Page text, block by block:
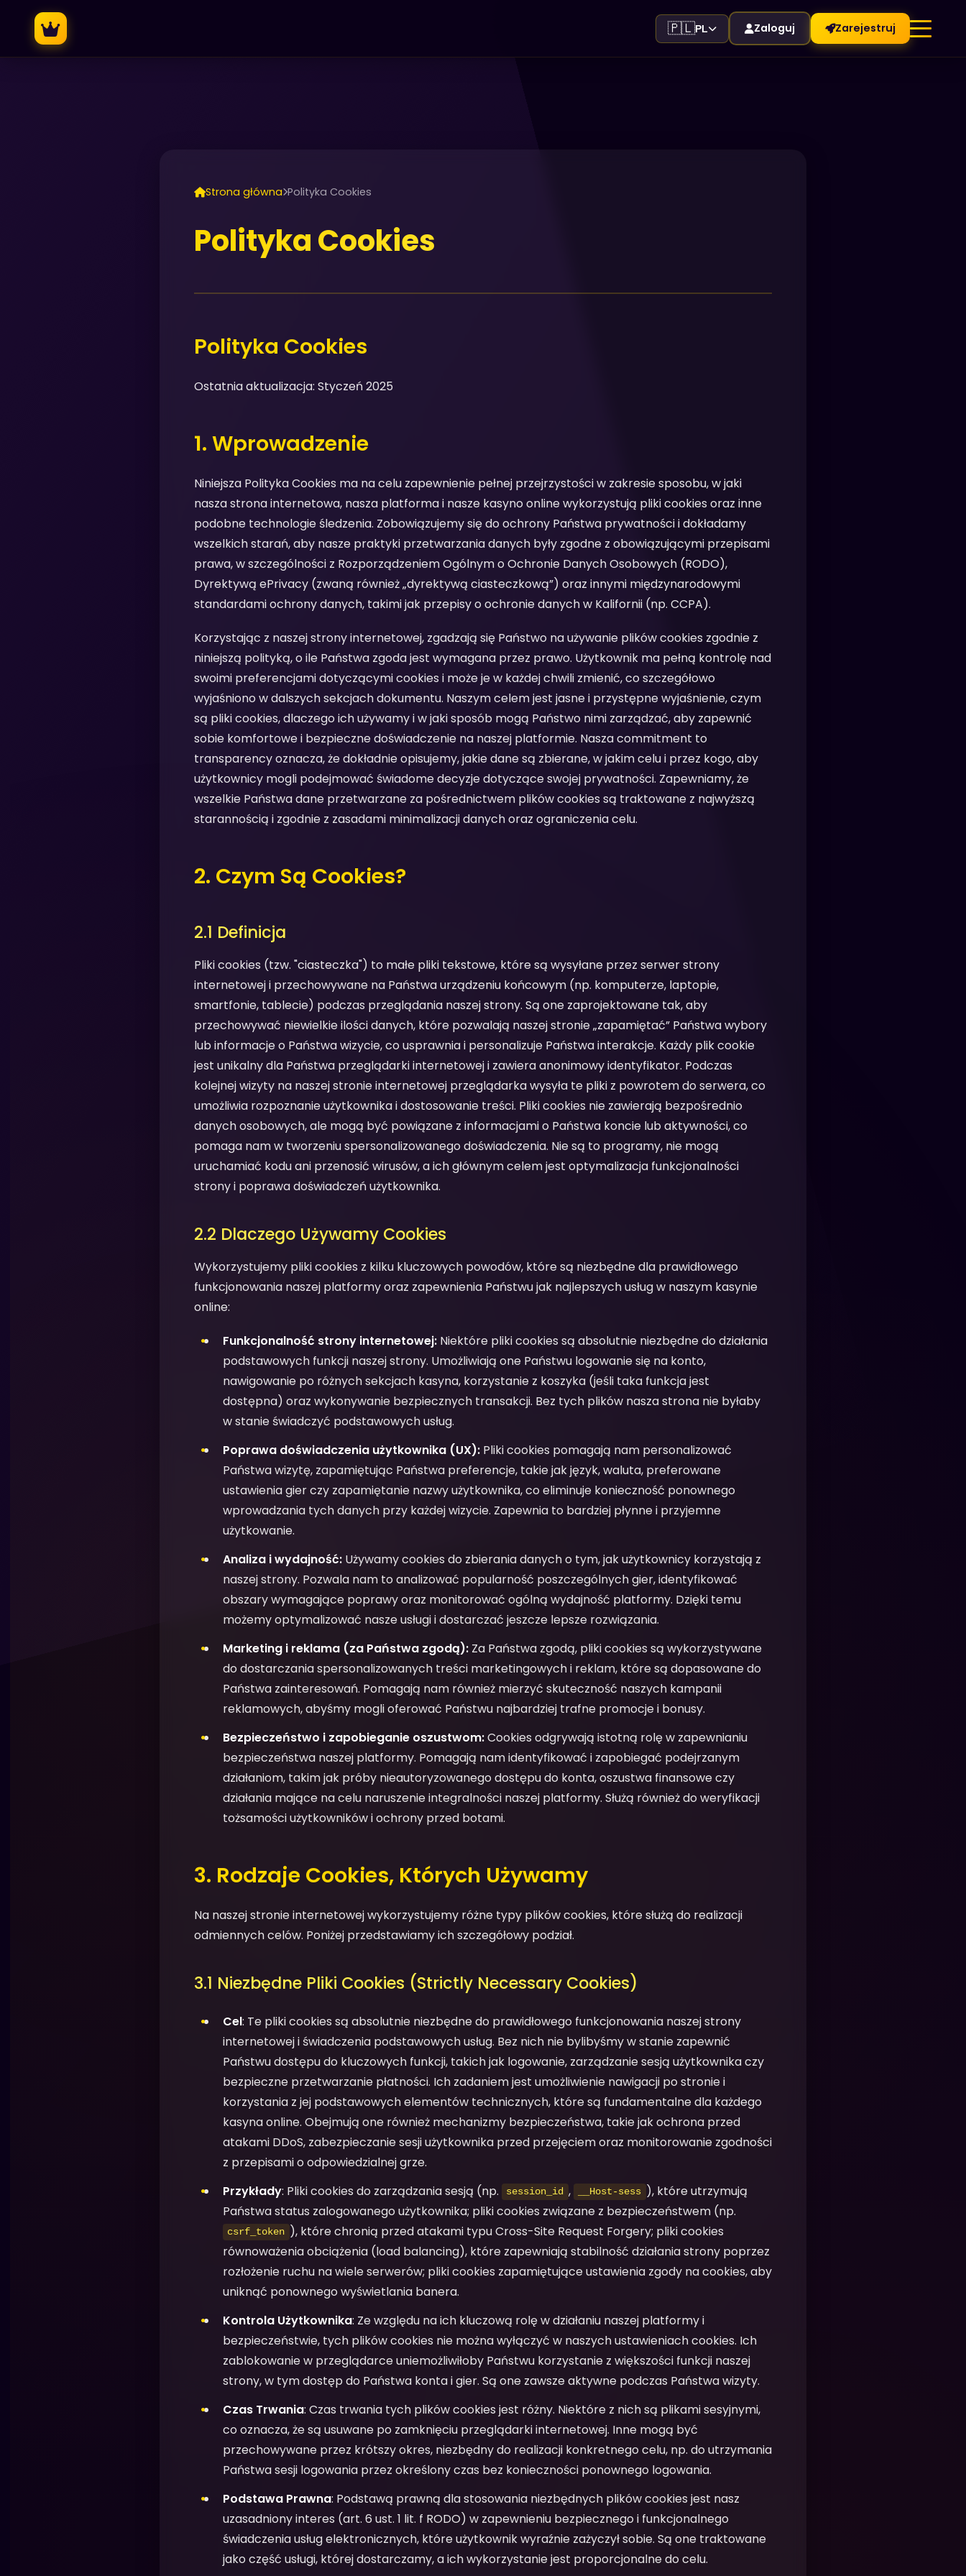
🇵🇱PL Zaloguj Zarejestruj
Strona główna Polityka Cookies
Polityka Cookies
Polityka Cookies
Ostatnia aktualizacja: Styczeń 2025
1. Wprowadzenie
Niniejsza Polityka Cookies ma na celu zapewnienie pełnej przejrzystości w zakresie sposobu, w jaki
nasza strona internetowa, nasza platforma i nasze kasyno online wykorzystują pliki cookies oraz inne
podobne technologie śledzenia. Zobowiązujemy się do ochrony Państwa prywatności i dokładamy
wszelkich starań, aby nasze praktyki przetwarzania danych były zgodne z obowiązującymi przepisami
prawa, w szczególności z Rozporządzeniem Ogólnym o Ochronie Danych Osobowych (RODO),
Dyrektywą ePrivacy (zwaną również „dyrektywą ciasteczkową”) oraz innymi międzynarodowymi
standardami ochrony danych, takimi jak przepisy o ochronie danych w Kalifornii (np. CCPA).
Korzystając z naszej strony internetowej, zgadzają się Państwo na używanie plików cookies zgodnie z
niniejszą polityką, o ile Państwa zgoda jest wymagana przez prawo. Użytkownik ma pełną kontrolę nad
swoimi preferencjami dotyczącymi cookies i może je w każdej chwili zmienić, co szczegółowo
wyjaśniono w dalszych sekcjach dokumentu. Naszym celem jest jasne i przystępne wyjaśnienie, czym
są pliki cookies, dlaczego ich używamy i w jaki sposób mogą Państwo nimi zarządzać, aby zapewnić
sobie komfortowe i bezpieczne doświadczenie na naszej platformie. Nasza commitment to
transparency oznacza, że dokładnie opisujemy, jakie dane są zbierane, w jakim celu i przez kogo, aby
użytkownicy mogli podejmować świadome decyzje dotyczące swojej prywatności. Zapewniamy, że
wszelkie Państwa dane przetwarzane za pośrednictwem plików cookies są traktowane z najwyższą
starannością i zgodnie z zasadami minimalizacji danych oraz ograniczenia celu.
2. Czym Są Cookies?
2.1 Definicja
Pliki cookies (tzw. "ciasteczka") to małe pliki tekstowe, które są wysyłane przez serwer strony
internetowej i przechowywane na Państwa urządzeniu końcowym (np. komputerze, laptopie,
smartfonie, tablecie) podczas przeglądania naszej strony. Są one zaprojektowane tak, aby
przechowywać niewielkie ilości danych, które pozwalają naszej stronie „zapamiętać” Państwa wybory
lub informacje o Państwa wizycie, co usprawnia i personalizuje Państwa interakcje. Każdy plik cookie
jest unikalny dla Państwa przeglądarki internetowej i zawiera anonimowy identyfikator. Podczas
kolejnej wizyty na naszej stronie internetowej przeglądarka wysyła te pliki z powrotem do serwera, co
umożliwia rozpoznanie użytkownika i dostosowanie treści. Pliki cookies nie zawierają bezpośrednio
danych osobowych, ale mogą być powiązane z informacjami o Państwa koncie lub aktywności, co
pomaga nam w tworzeniu spersonalizowanego doświadczenia. Nie są to programy, nie mogą
uruchamiać kodu ani przenosić wirusów, a ich głównym celem jest optymalizacja funkcjonalności
strony i poprawa doświadczeń użytkownika.
2.2 Dlaczego Używamy Cookies
Wykorzystujemy pliki cookies z kilku kluczowych powodów, które są niezbędne dla prawidłowego
funkcjonowania naszej platformy oraz zapewnienia Państwu jak najlepszych usług w naszym kasynie
online:
Funkcjonalność strony internetowej: Niektóre pliki cookies są absolutnie niezbędne do działania
podstawowych funkcji naszej strony. Umożliwiają one Państwu logowanie się na konto,
nawigowanie po różnych sekcjach kasyna, korzystanie z koszyka (jeśli taka funkcja jest
dostępna) oraz wykonywanie bezpiecznych transakcji. Bez tych plików nasza strona nie byłaby
w stanie świadczyć podstawowych usług.
Poprawa doświadczenia użytkownika (UX): Pliki cookies pomagają nam personalizować
Państwa wizytę, zapamiętując Państwa preferencje, takie jak język, waluta, preferowane
ustawienia gier czy zapamiętanie nazwy użytkownika, co eliminuje konieczność ponownego
wprowadzania tych danych przy każdej wizycie. Zapewnia to bardziej płynne i przyjemne
użytkowanie.
Analiza i wydajność: Używamy cookies do zbierania danych o tym, jak użytkownicy korzystają z
naszej strony. Pozwala nam to analizować popularność poszczególnych gier, identyfikować
obszary wymagające poprawy oraz monitorować ogólną wydajność platformy. Dzięki temu
możemy optymalizować nasze usługi i dostarczać jeszcze lepsze rozwiązania.
Marketing i reklama (za Państwa zgodą): Za Państwa zgodą, pliki cookies są wykorzystywane
do dostarczania spersonalizowanych treści marketingowych i reklam, które są dopasowane do
Państwa zainteresowań. Pomagają nam również mierzyć skuteczność naszych kampanii
reklamowych, abyśmy mogli oferować Państwu najbardziej trafne promocje i bonusy.
Bezpieczeństwo i zapobieganie oszustwom:Cookies odgrywają istotną rolę w zapewnianiu
bezpieczeństwa naszej platformy. Pomagają nam identyfikować i zapobiegać podejrzanym
działaniom, takim jak próby nieautoryzowanego dostępu do konta, oszustwa finansowe czy
działania mające na celu naruszenie integralności naszej platformy. Służą również do weryfikacji
tożsamości użytkowników i ochrony przed botami.
3. Rodzaje Cookies, Których Używamy
Na naszej stronie internetowej wykorzystujemy różne typy plików cookies, które służą do realizacji
odmiennych celów. Poniżej przedstawiamy ich szczegółowy podział.
3.1 Niezbędne Pliki Cookies (Strictly Necessary Cookies)
Cel: Te pliki cookies są absolutnie niezbędne do prawidłowego funkcjonowania naszej strony
internetowej i świadczenia podstawowych usług. Bez nich nie bylibyśmy w stanie zapewnić
Państwu dostępu do kluczowych funkcji, takich jak logowanie, zarządzanie sesją użytkownika czy
bezpieczne przetwarzanie płatności. Ich zadaniem jest umożliwienie nawigacji po stronie i
korzystania z jej podstawowych elementów technicznych, które są fundamentalne dla każdego
kasyna online. Obejmują one również mechanizmy bezpieczeństwa, takie jak ochrona przed
atakami DDoS, zabezpieczanie sesji użytkownika przed przejęciem oraz monitorowanie zgodności
z przepisami o odpowiedzialnej grze.
Przykłady: Pliki cookies do zarządzania sesją (np. session_id , __Host-sess ), które utrzymują
Państwa status zalogowanego użytkownika; pliki cookies związane z bezpieczeństwem (np.
csrf_token ), które chronią przed atakami typu Cross-Site Request Forgery; pliki cookies
równoważenia obciążenia (load balancing), które zapewniają stabilność działania strony poprzez
rozłożenie ruchu na wiele serwerów; pliki cookies zapamiętujące ustawienia zgody na cookies, aby
uniknąć ponownego wyświetlania banera.
Kontrola Użytkownika: Ze względu na ich kluczową rolę w działaniu naszej platformy i
bezpieczeństwie, tych plików cookies nie można wyłączyć w naszych ustawieniach cookies. Ich
zablokowanie w przeglądarce uniemożliwiłoby Państwu korzystanie z większości funkcji naszej
strony, w tym dostęp do Państwa konta i gier. Są one zawsze aktywne podczas Państwa wizyty.
Czas Trwania: Czas trwania tych plików cookies jest różny. Niektóre z nich są plikami sesyjnymi,
co oznacza, że są usuwane po zamknięciu przeglądarki internetowej. Inne mogą być
przechowywane przez krótszy okres, niezbędny do realizacji konkretnego celu, np. do utrzymania
Państwa sesji logowania przez określony czas bez konieczności ponownego logowania.
Podstawa Prawna: Podstawą prawną dla stosowania niezbędnych plików cookies jest nasz
uzasadniony interes (art. 6 ust. 1 lit. f RODO) w zapewnieniu bezpiecznego i funkcjonalnego
świadczenia usług elektronicznych, które użytkownik wyraźnie zażyczył sobie. Są one traktowane
jako część usługi, której dostarczamy, a ich wykorzystanie jest proporcjonalne do celu.